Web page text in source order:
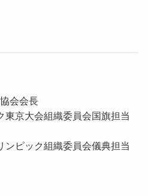
会会長
東京大会組織委員会国旗担当
ンピック組織委員会儀典担当